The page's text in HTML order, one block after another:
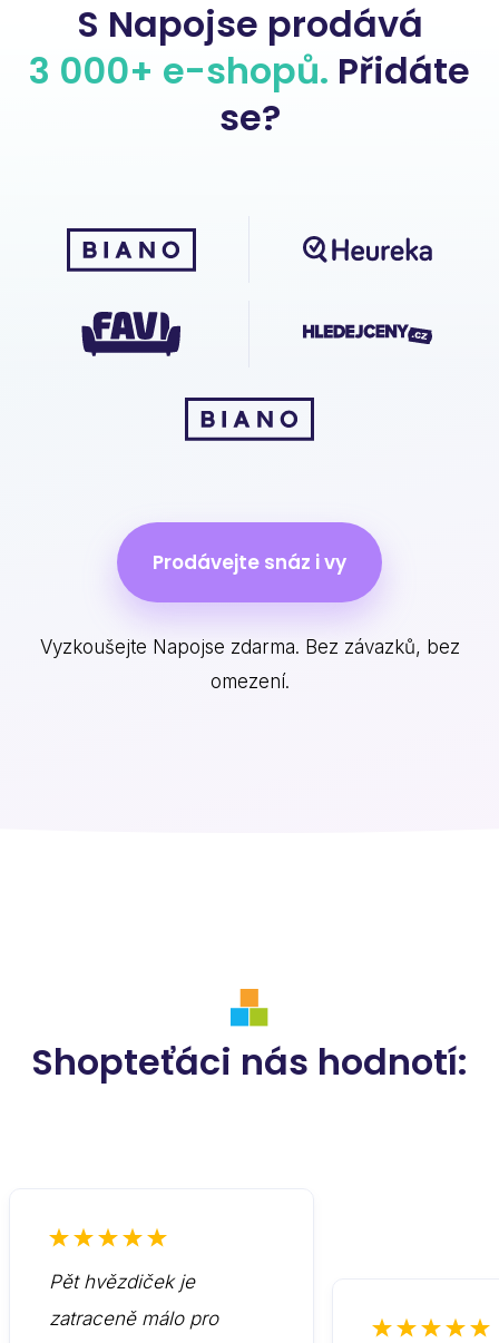
S Napojse prodává
3 000+ e-shopů. Přidáte
se?
Prodávejte snáz i vy
Vyzkoušejte Napojse zdarma. Bez závazků, bez
omezení.
Shopteťáci nás hodnotí:
Pět hvězdiček je
zatraceně málo pro